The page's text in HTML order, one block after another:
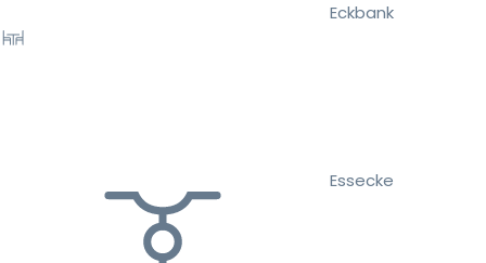
Eckbank
Essecke